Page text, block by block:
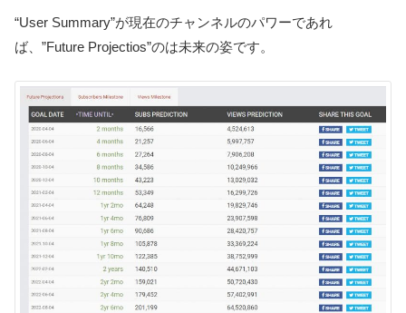
“User Summary”が現在のチャンネルのパワーであれ
ば、”Future Projectios”のは未来の姿です。